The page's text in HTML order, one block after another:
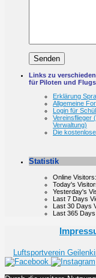
Links zu
für Piloten und
Erklärung
Allgemeine
Login für
Vereinsflieger
Verwaltung)
Die
Statistik
Online Visitors:
Today's
Yesterday's
Last 7 Days
Last 30 Days
Last 365
Luftsportverein